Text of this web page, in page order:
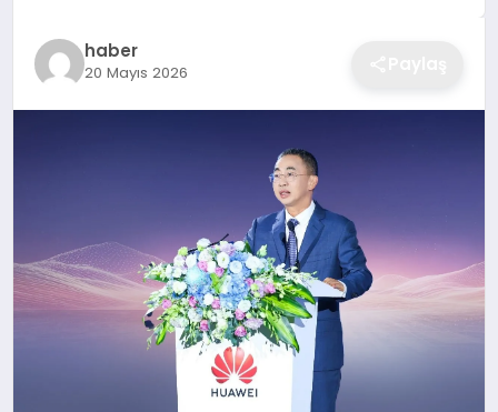
haber
20 Mayıs 2026